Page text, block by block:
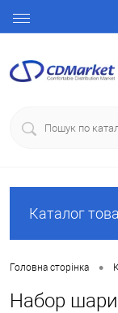
Каталог
Головна сторінка •
Набор